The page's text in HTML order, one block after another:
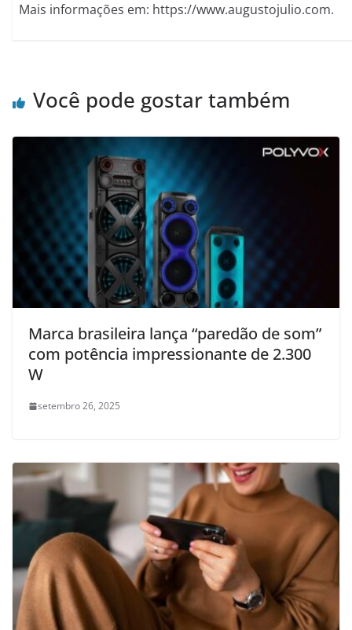
Mais informações em: https://www.augustojulio.com.
Você pode gostar também
Marca brasileira lança “paredão de som”
com potência impressionante de 2.300
W
setembro 26, 2025